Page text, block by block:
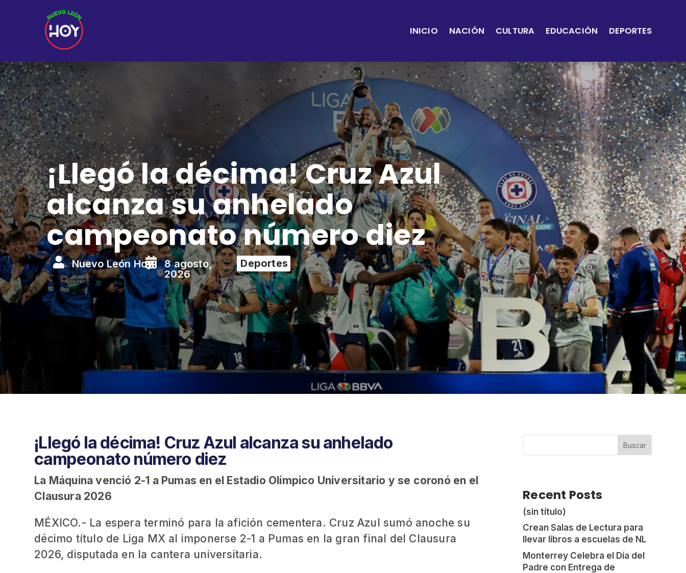
INICIO NACIÓN CULTURA EDUCACIÓN DEPORTES
¡Llegó la décima! Cruz Azul
alcanza su anhelado
campeonato número diez
 Nuevo León Hoy

8 agosto,
2026
Deportes
¡Llegó la décima! Cruz Azul alcanza su anhelado
campeonato número diez
La Máquina venció 2-1 a Pumas en el Estadio Olímpico Universitario y se coronó en el
Clausura 2026
MÉXICO.- La espera terminó para la afición cementera. Cruz Azul sumó anoche su
décimo título de Liga MX al imponerse 2-1 a Pumas en la gran final del Clausura
2026, disputada en la cantera universitaria.
Buscar
Recent Posts
(sin título)
Crean Salas de Lectura para
llevar libros a escuelas de NL
Monterrey Celebra el Día del
Padre con Entrega de